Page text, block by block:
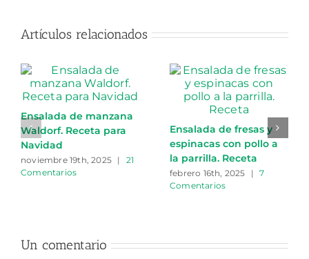
Artículos relacionados
Ensalada de manzana
Waldorf. Receta para
Navidad
noviembre 19th, 2025 |
21
Comentarios
Ensalada de fresas y
espinacas con pollo a
la parrilla. Receta
febrero 16th, 2025 |
7
Comentarios
Un comentario